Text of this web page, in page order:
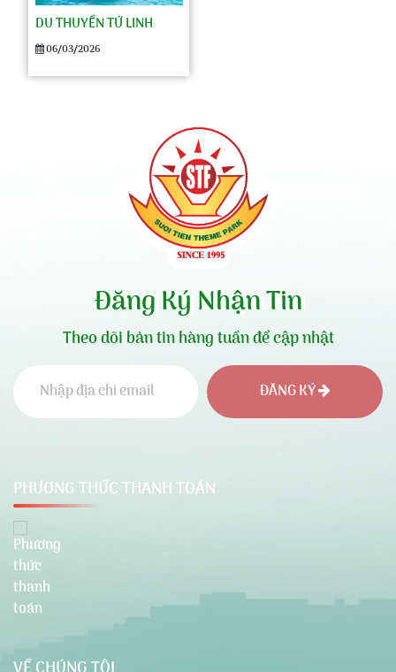
DU THUYỀN TỨ LINH
06/03/2026
Đăng Ký Nhận Tin
Theo dõi bản tin hàng tuần để cập nhật
ĐĂNG KÝ
PHƯƠNG THỨC THANH TOÁN